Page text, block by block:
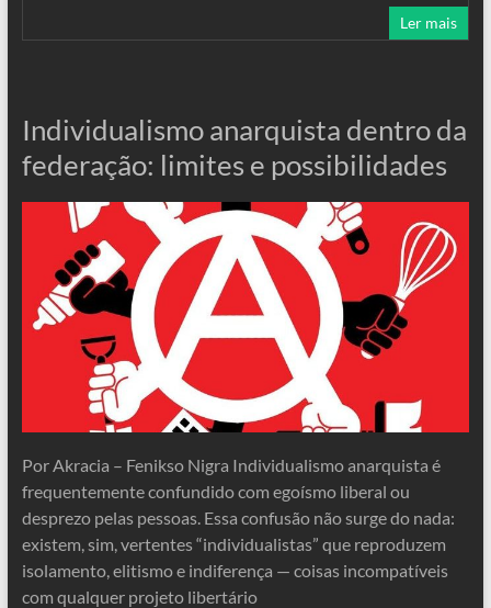
Ler mais
Individualismo anarquista dentro da
federação: limites e possibilidades
Por Akracia – Fenikso Nigra Individualismo anarquista é
frequentemente confundido com egoísmo liberal ou
desprezo pelas pessoas. Essa confusão não surge do nada:
existem, sim, vertentes “individualistas” que reproduzem
isolamento, elitismo e indiferença — coisas incompatíveis
com qualquer projeto libertário